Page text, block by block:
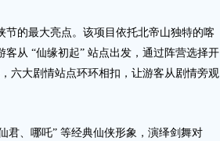
的最大亮点。该项目依托北帝山独特的喀
从 “仙缘初起” 站点出发，通过阵营选择开
六大剧情站点环环相扣，让游客从剧情旁观
、哪吒” 等经典仙侠形象，演绎剑舞对